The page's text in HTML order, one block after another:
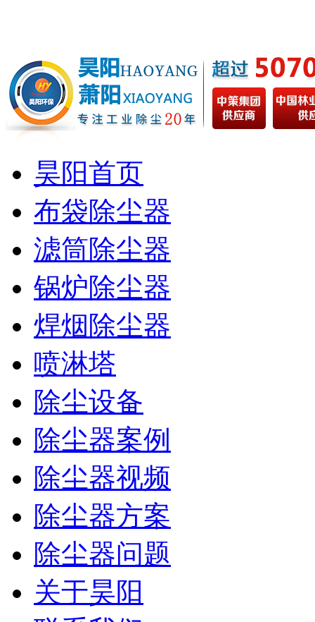
昊阳首页
布袋除尘器
滤筒除尘器
锅炉除尘器
焊烟除尘器
喷淋塔
除尘设备
除尘器案例
除尘器视频
除尘器方案
除尘器问题
关于昊阳